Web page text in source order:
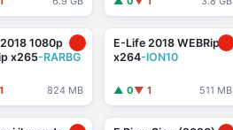
1080p
x265-RARBG
824 MB
E-Life 2018 WEBRip
x264-ION10
▲ 0▼ 1 511 MB